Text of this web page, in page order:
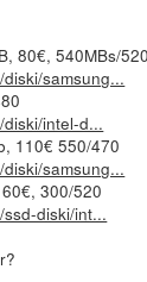
80€, 540MBs/
samsung...
intel-d...
110€ 550/470
samsung...
300/520
diski/int...